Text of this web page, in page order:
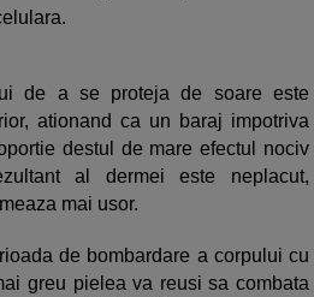
de a se proteja de soare este
ationand ca un baraj impotriva
destul de mare efectul nociv
al dermei este neplacut,
mai usor.
de bombardare a corpului cu
greu pielea va reusi sa combata